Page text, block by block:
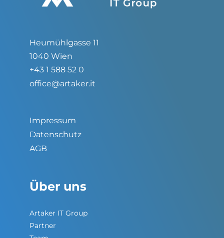
Heumühlgasse 11
1040 Wien
+43 1 588 52 0
office@artaker.it
Impressum
Datenschutz
AGB
Über uns
Artaker IT Group
Partner